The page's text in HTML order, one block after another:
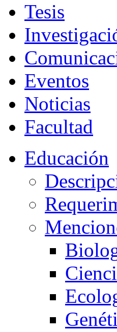
Tesis
Eventos
Noticias
Facultad
Educación